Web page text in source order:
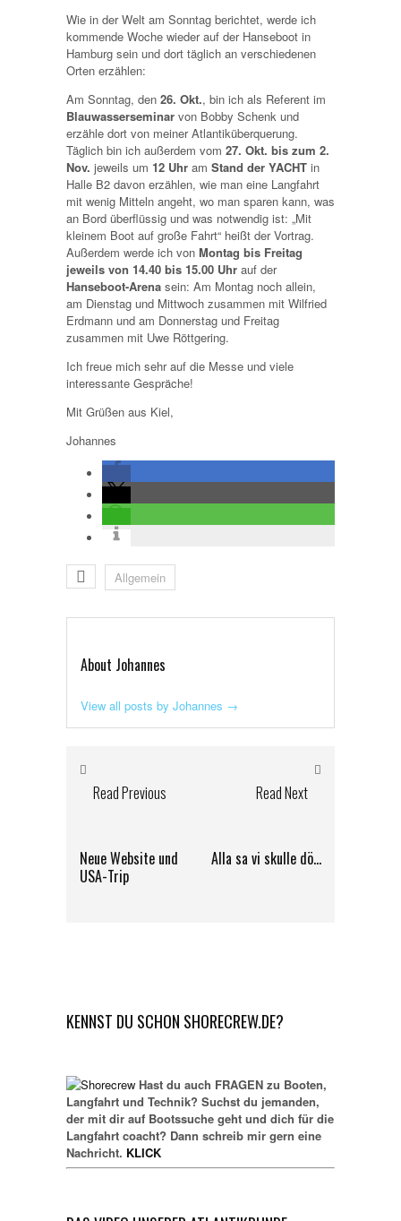
Wie in der Welt am Sonntag berichtet, werde ich
kommende Woche wieder auf der Hanseboot in
Hamburg sein und dort täglich an verschiedenen
Orten erzählen:
Am Sonntag, den 26. Okt., bin ich als Referent im
Blauwasserseminar von Bobby Schenk und
erzähle dort von meiner Atlantiküberquerung.
Täglich bin ich außerdem vom 27. Okt. bis zum 2.
Nov. jeweils um 12 Uhr am Stand der YACHT in
Halle B2 davon erzählen, wie man eine Langfahrt
mit wenig Mitteln angeht, wo man sparen kann, was
an Bord überflüssig und was notwendig ist: „Mit
kleinem Boot auf große Fahrt“ heißt der Vortrag.
Außerdem werde ich von Montag bis Freitag
jeweils von 14.40 bis 15.00 Uhr auf der
Hanseboot-Arena sein: Am Montag noch allein,
am Dienstag und Mittwoch zusammen mit Wilfried
Erdmann und am Donnerstag und Freitag
zusammen mit Uwe Röttgering.
Ich freue mich sehr auf die Messe und viele
interessante Gespräche!
Mit Grüßen aus Kiel,
Johannes
Allgemein
About Johannes
View all posts by Johannes →
Read Previous
Neue Website und
USA-Trip
Read Next
Alla sa vi skulle dö…
KENNST DU SCHON SHORECREW.DE?
Hast du auch FRAGEN zu Booten,
Langfahrt und Technik? Suchst du jemanden,
der mit dir auf Bootssuche geht und dich für die
Langfahrt coacht? Dann schreib mir gern eine
Nachricht. KLICK